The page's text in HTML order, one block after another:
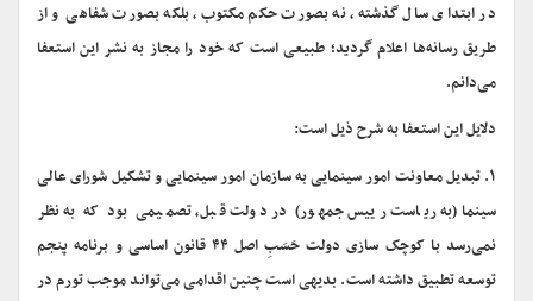
در ابتدای سال گذشته، نه بصورت حکم مکتوب، بلکه بصورت شفاهی و از
طریق رسانه‌ها اعلام گردید؛ طبیعی است که خود را مجاز به نشر این استعفا
می‌دانم.
دلایل این استعفا به شرح ذیل است:
۱. تبدیل معاونت امور سینمایی به سازمان امور سینمایی و تشکیل شورای عالی
سینما(به ریاست رییس جمهور) در دولت قبل، تصمیمی بود که به نظر
نمی‌رسد با کوچک سازی دولت حَسَبِ اصل ۴۴ قانون اساسی و برنامه پنجم
توسعه تطبیق داشته است. بدیهی است چنین اقدامی می‌تواند موجب تورم در